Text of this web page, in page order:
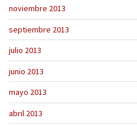
noviembre 2013
septiembre 2013
julio 2013
junio 2013
mayo 2013
abril 2013